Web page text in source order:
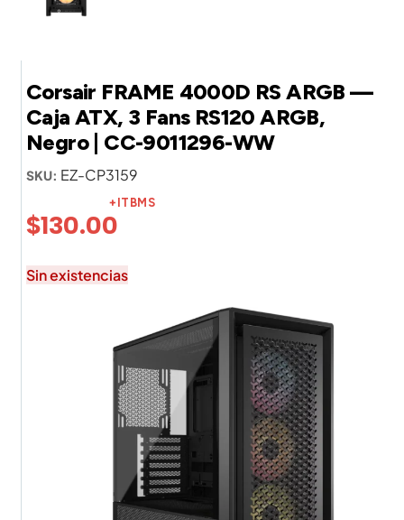
Corsair FRAME 4000D RS ARGB —
Caja ATX, 3 Fans RS120 ARGB,
Negro | CC-9011296-WW
SKU: EZ-CP3159
$130.00
+ITBMS
Sin existencias